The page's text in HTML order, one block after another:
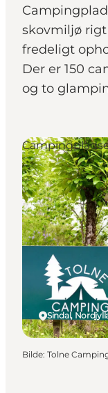
skovmiljø
fredeligt
Der er 150
og to
Sindal,
Bilde: Tolne